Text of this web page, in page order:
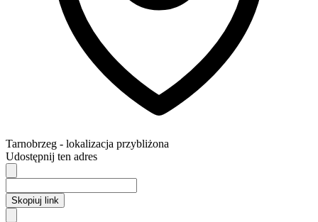
Tarnobrzeg - lokalizacja przybliżona
Udostępnij ten adres
Skopiuj link